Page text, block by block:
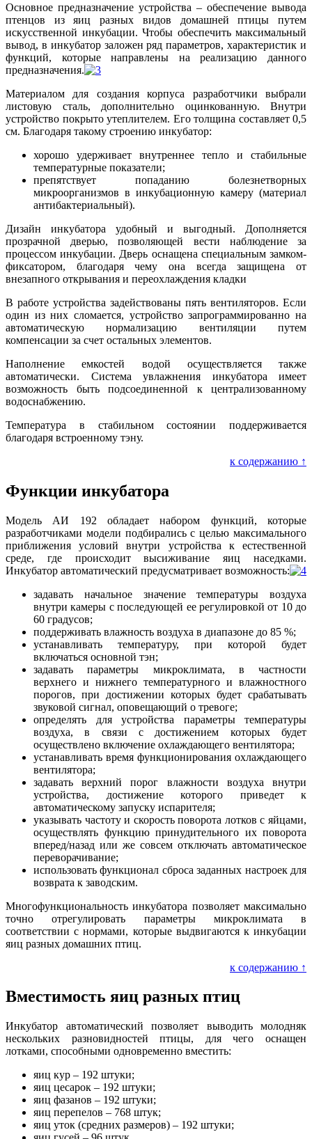
Основное предназначение устройства – обеспечение вывода
птенцов из яиц разных видов домашней птицы путем
искусственной инкубации. Чтобы обеспечить максимальный
вывод, в инкубатор заложен ряд параметров, характеристик и
функций, которые направлены на реализацию данного
предназначения.
Материалом для создания корпуса разработчики выбрали
листовую сталь, дополнительно оцинкованную. Внутри
устройство покрыто утеплителем. Его толщина составляет 0,5
см. Благодаря такому строению инкубатор:
хорошо удерживает внутреннее тепло и стабильные
температурные показатели;
препятствует попаданию болезнетворных
микроорганизмов в инкубационную камеру (материал
антибактериальный).
Дизайн инкубатора удобный и выгодный. Дополняется
прозрачной дверью, позволяющей вести наблюдение за
процессом инкубации. Дверь оснащена специальным замком-
фиксатором, благодаря чему она всегда защищена от
внезапного открывания и переохлаждения кладки
В работе устройства задействованы пять вентиляторов. Если
один из них сломается, устройство запрограммированно на
автоматическую нормализацию вентиляции путем
компенсации за счет остальных элементов.
Наполнение емкостей водой осуществляется также
автоматически. Система увлажнения инкубатора имеет
возможность быть подсоединенной к централизованному
водоснабжению.
Температура в стабильном состоянии поддерживается
благодаря встроенному тэну.
к содержанию ↑
Функции инкубатора
Модель АИ 192 обладает набором функций, которые
разработчиками модели подбирались с целью максимального
приближения условий внутри устройства к естественной
среде, где происходит высиживание яиц наседками.
Инкубатор автоматический предусматривает возможность:
задавать начальное значение температуры воздуха
внутри камеры с последующей ее регулировкой от 10 до
60 градусов;
поддерживать влажность воздуха в диапазоне до 85 %;
устанавливать температуру, при которой будет
включаться основной тэн;
задавать параметры микроклимата, в частности
верхнего и нижнего температурного и влажностного
порогов, при достижении которых будет срабатывать
звуковой сигнал, оповещающий о тревоге;
определять для устройства параметры температуры
воздуха, в связи с достижением которых будет
осуществлено включение охлаждающего вентилятора;
устанавливать время функционирования охлаждающего
вентилятора;
задавать верхний порог влажности воздуха внутри
устройства, достижение которого приведет к
автоматическому запуску испарителя;
указывать частоту и скорость поворота лотков с яйцами,
осуществлять функцию принудительного их поворота
вперед/назад или же совсем отключать автоматическое
переворачивание;
использовать функционал сброса заданных настроек для
возврата к заводским.
Многофункциональность инкубатора позволяет максимально
точно отрегулировать параметры микроклимата в
соответствии с нормами, которые выдвигаются к инкубации
яиц разных домашних птиц.
к содержанию ↑
Вместимость яиц разных птиц
Инкубатор автоматический позволяет выводить молодняк
нескольких разновидностей птицы, для чего оснащен
лотками, способными одновременно вместить:
яиц кур – 192 штуки;
яиц цесарок – 192 штуки;
яиц фазанов – 192 штуки;
яиц перепелов – 768 штук;
яиц уток (средних размеров) – 192 штуки;